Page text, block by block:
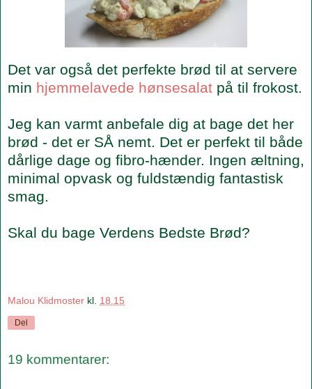
Det var også det perfekte brød til at servere
min hjemmelavede hønsesalat på til frokost.
Jeg kan varmt anbefale dig at bage det her
brød - det er SÅ nemt. Det er perfekt til både
dårlige dage og fibro-hænder. Ingen æltning,
minimal opvask og fuldstændig fantastisk
smag.
Skal du bage Verdens Bedste Brød?
Malou Klidmoster kl. 18.15
Del
19 kommentarer: